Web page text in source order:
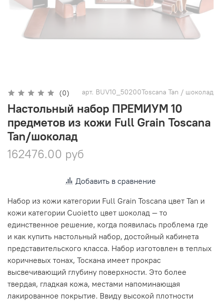
(0) арт. BUV10_50200Toscana Tan / шоколад
Настольный набор ПРЕМИУМ 10
предметов из кожи Full Grain Toscana
Tan/шоколад
162476.00 руб
Добавить в сравнение
Набор из кожи категории Full Grain Toscana цвет Tan и
кожи категории Cuoietto цвет шоколад — то
единственное решение, когда появилась проблема где
и как купить настольный набор, достойный кабинета
представительского класса. Набор изготовлен в теплых
коричневых тонах, Тоскана имеет прокрас
высвечивающий глубину поверхности. Это более
твердая, гладкая кожа, местами напоминающая
лакированное покрытие. Ввиду высокой плотности